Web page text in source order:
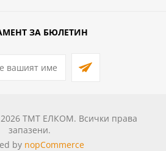
ЗА БЮЛЕТИН
ТМТ ЕЛКОМ. Всички права
запазени.
by nopCommerce